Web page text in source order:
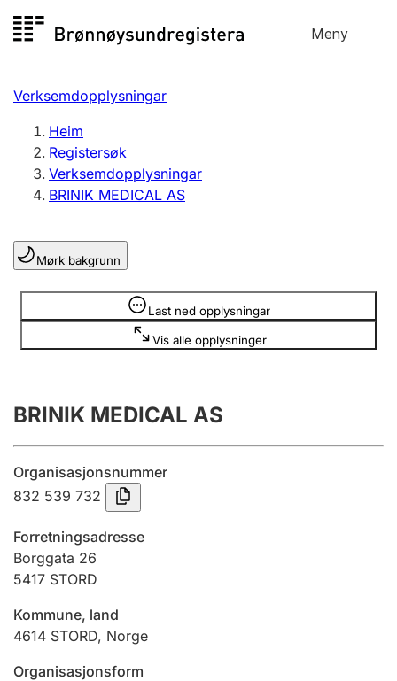
til
Meny
Registersøk
Aksjeselskap
Enkeltpersonføretak
Registrere, endre, slette
Lag og foreining
Registrere, endre, slette
Innsending og forseinkingsgebyr
Jeger
Ektepaktrettleiaren
Verksemdopplysningar
Heim
Registersøk
Verksemdopplysningar
BRINIK MEDICAL AS
Mørk bakgrunn
Last ned opplysningar
Vis alle opplysninger
Opplysninger er skjult
BRINIK MEDICAL AS
Organisasjonsnummer
832 539 732
Forretningsadresse
Borggata 26
5417 STORD
Kommune, land
4614 STORD, Norge
Organisasjonsform